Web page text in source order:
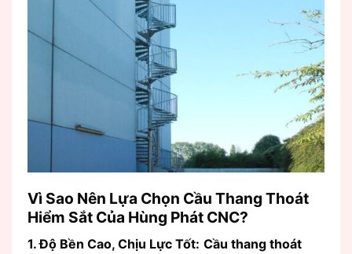
Vì Sao Nên Lựa Chọn Cầu Thang Thoát
Hiểm Sắt Của Hùng Phát CNC?
1. Độ Bền Cao, Chịu Lực Tốt: Cầu thang thoát